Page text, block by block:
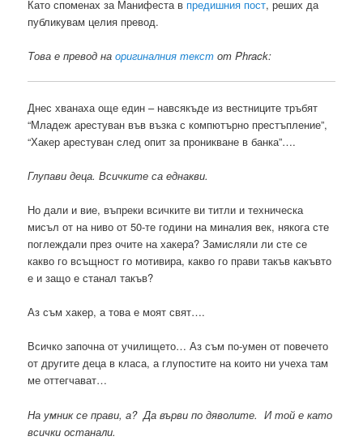
Като споменах за Манифеста в предишния пост, реших да
публикувам целия превод.
Tова е превод наоригиналния текст от Phrack:
Днес хванаха още един – навсякъде из вестниците тръбят
“Младеж арестуван във възка с компютърно престъпление”,
“Хакер арестуван след опит за проникване в банка”….
Глупави деца. Всичките са еднакви.
Но дали и вие, въпреки всичките ви титли и техническа
мисъл от на ниво от 50-те години на миналия век, някога сте
поглеждали през очите на хакера? Замисляли ли сте се
какво го всъщност го мотивира, какво го прави такъв какъвто
е и защо е станал такъв?
Аз съм хакер, а това е моят свят….
Всичко започна от училището… Аз съм по-умен от повечето
от другите деца в класа, а глупостите на които ни учеха там
ме оттегчават…
На умник се прави, а? Да върви по дяволите. И той е като
всички останали.